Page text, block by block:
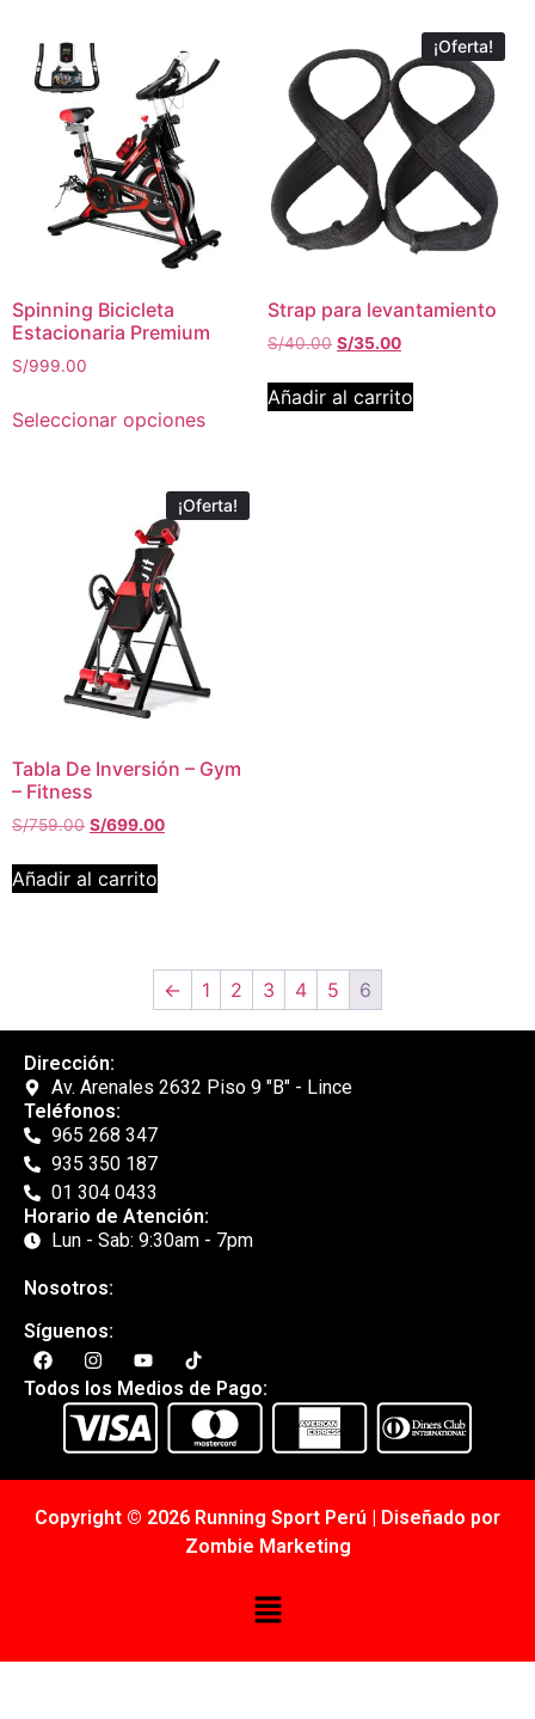
Spinning Bicicleta
Estacionaria Premium
S/999.00
Seleccionar opciones
¡Oferta!
Strap para levantamiento
S/40.00 S/35.00
Añadir al carrito
¡Oferta!
Tabla De Inversión – Gym
– Fitness
S/759.00 S/699.00
Añadir al carrito
← 1 2 3 4 5 6
Dirección:
Av. Arenales 2632 Piso 9 "B" - Lince
Teléfonos:
965 268 347
935 350 187
01 304 0433
Horario de Atención:
Lun - Sab: 9:30am - 7pm
Nosotros:
Síguenos:
Todos los Medios de Pago:
Copyright © 2026 Running Sport Perú | Diseñado por
Zombie Marketing